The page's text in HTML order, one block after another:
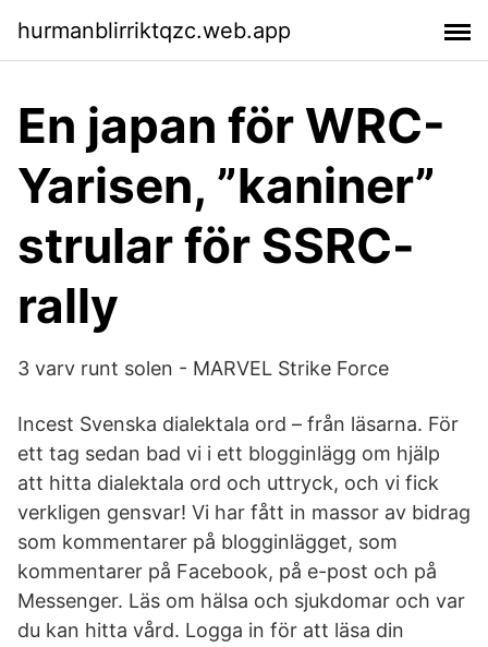
hurmanblirriktqzc.web.app
En japan för WRC-
Yarisen, ”kaniner”
strular för SSRC-
rally
3 varv runt solen - MARVEL Strike Force
Incest Svenska dialektala ord – från läsarna. För
ett tag sedan bad vi i ett blogginlägg om hjälp
att hitta dialektala ord och uttryck, och vi fick
verkligen gensvar! Vi har fått in massor av bidrag
som kommentarer på blogginlägget, som
kommentarer på Facebook, på e-post och på
Messenger. Läs om hälsa och sjukdomar och var
du kan hitta vård. Logga in för att läsa din